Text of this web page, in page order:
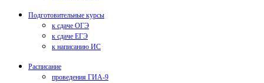
Подготовительные курсы
к сдаче ОГЭ
к сдаче ЕГЭ
к написанию ИС
Расписание
проведения ГИА-9